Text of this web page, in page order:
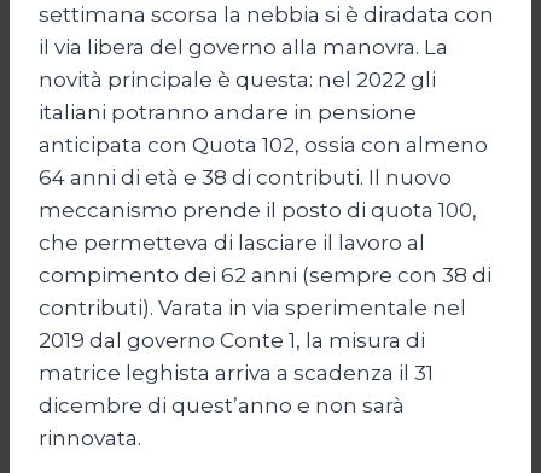
settimana scorsa la nebbia si è diradata con
il via libera del governo alla manovra. La
novità principale è questa: nel 2022 gli
italiani potranno andare in pensione
anticipata con Quota 102, ossia con almeno
64 anni di età e 38 di contributi. Il nuovo
meccanismo prende il posto di quota 100,
che permetteva di lasciare il lavoro al
compimento dei 62 anni (sempre con 38 di
contributi). Varata in via sperimentale nel
2019 dal governo Conte 1, la misura di
matrice leghista arriva a scadenza il 31
dicembre di quest’anno e non sarà
rinnovata.